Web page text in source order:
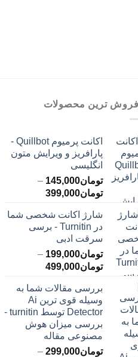
ترین محصولات
اکانت پرمیوم Quillbot -
پارافریز و ویرایش متون
انگلیسی
تومان145,000
–
تومان399,000محدوده
تا
شارژ اکانت شخصی شما
در Turnitin - برسی
سرقت ادبی
تومان199,000
–
تومان499,000محدوده
تا
تومان499,000
بررسی مقالات شما به
وسیله قوی ترین Ai
Detector توسط turnitin -
بررسی میزان هوش
مصنوعی مقاله
تومان299,000
–